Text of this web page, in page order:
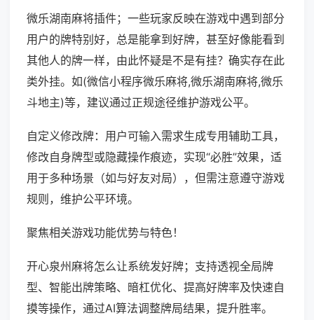
微乐湖南麻将插件；一些玩家反映在游戏中遇到部分
用户的牌特别好，总是能拿到好牌，甚至好像能看到
其他人的牌一样，由此怀疑是不是有挂？确实存在此
类外挂。如(微信小程序微乐麻将,微乐湖南麻将,微乐
斗地主)等，建议通过正规途径维护游戏公平。
自定义修改牌：用户可输入需求生成专用辅助工具，
修改自身牌型或隐藏操作痕迹，实现“必胜”效果，适
用于多种场景（如与好友对局），但需注意遵守游戏
规则，维护公平环境。
聚焦相关游戏功能优势与特色！
开心泉州麻将怎么让系统发好牌；支持透视全局牌
型、智能出牌策略、暗杠优化、提高好牌率及快速自
摸等操作，通过AI算法调整牌局结果，提升胜率。